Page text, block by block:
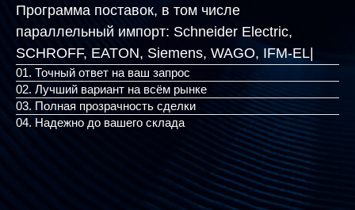
Программа поставок, в том числе
параллельный импорт: Schneider Electric,
SCHROFF, EATON, Siemens|
01. Точный ответ на ваш запрос
02. Лучший вариант на всём рынке
03. Полная прозрачность сделки
04. Надежно до вашего склада